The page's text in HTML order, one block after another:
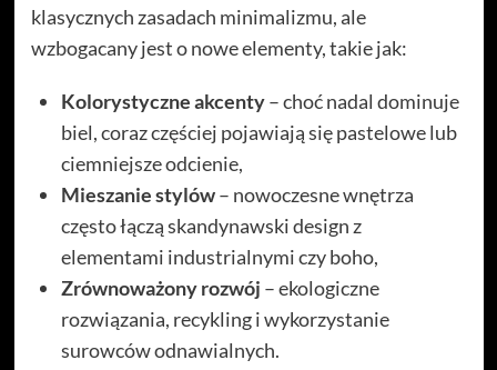
klasycznych zasadach minimalizmu, ale
wzbogacany jest o nowe elementy, takie jak:
Kolorystyczne akcenty– choć nadal dominuje
biel, coraz częściej pojawiają się pastelowe lub
ciemniejsze odcienie,
Mieszanie stylów– nowoczesne wnętrza
często łączą skandynawski design z
elementami industrialnymi czy boho,
Zrównoważony rozwój – ekologiczne
rozwiązania, recykling i wykorzystanie
surowców odnawialnych.